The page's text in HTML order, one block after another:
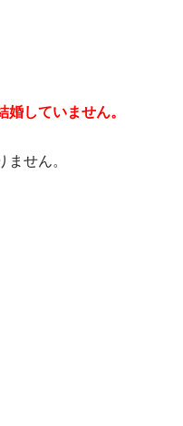
していません。
せん。